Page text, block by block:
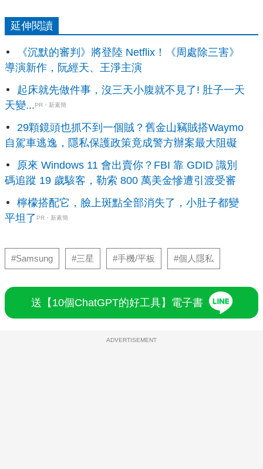
延伸閱讀
《沉默的審判》將登陸 Netflix！《周處除三害》
導演新作，阮經天、王淨主演
起床就先做件事，沒三天小腹就不見了! 肚子一天
天變...PR・新素簡
29顆鏡頭也抓不到一個賊？舊金山竊賊搭Waymo
自駕車逃逸，隱私保護政策竟成警方辦案最大阻礙
原來 Windows 11 會出賣你？FBI 靠 GDID 識別
碼追蹤 19 歲駭客，勒索 800 萬美金慘遭引渡受審
檸檬搭配它，臉上斑點全部消失了，小肚子都變
平坦了 PR・新素簡
#Samsung #三星 #手機/平板 #個人隱私
送【10個ChatGPT的好工具】電子書
ADVERTISEMENT